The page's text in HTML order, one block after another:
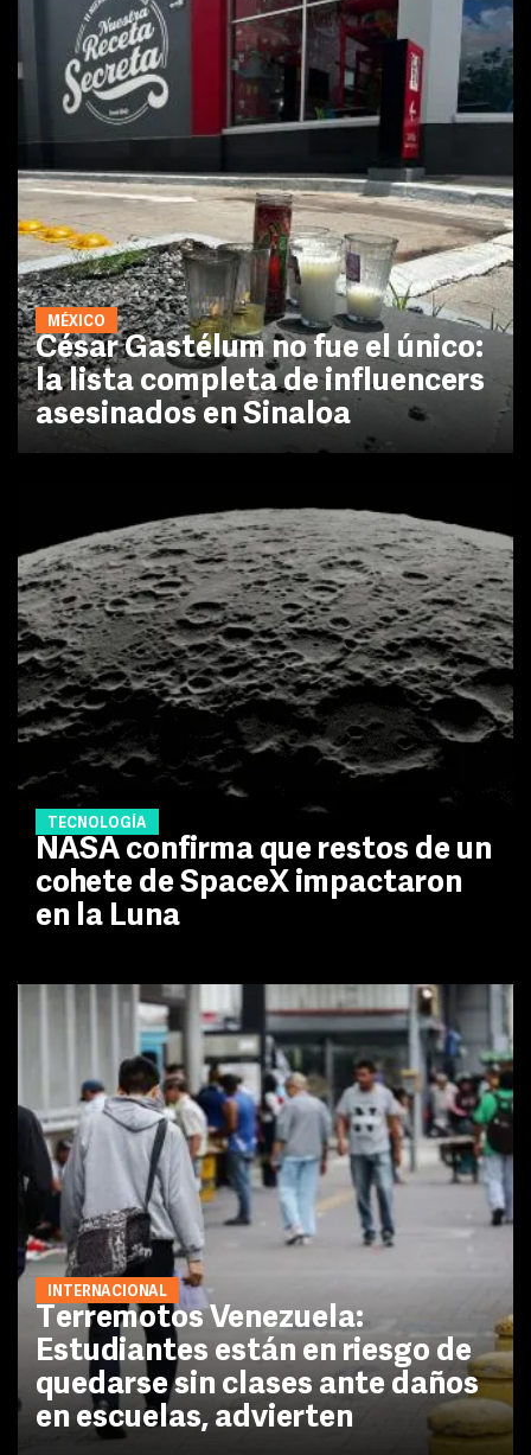
MÉXICO
César Gastélum no fue el único:
la lista completa de influencers
asesinados en Sinaloa
TECNOLOGÍA
NASA confirma que restos de un
cohete de SpaceX impactaron
en la Luna
INTERNACIONAL
Terremotos Venezuela:
Estudiantes están en riesgo de
quedarse sin clases ante daños
en escuelas, advierten